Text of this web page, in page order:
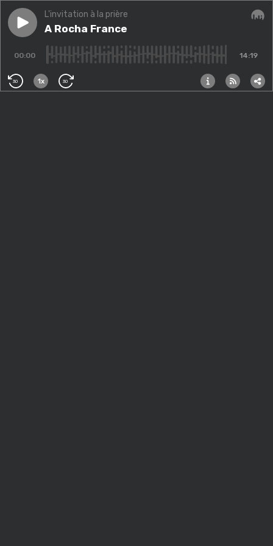
Play episodeA Rocha France
L'invitation à la prière
A Rocha France
00:00 14:19
30 1x 30